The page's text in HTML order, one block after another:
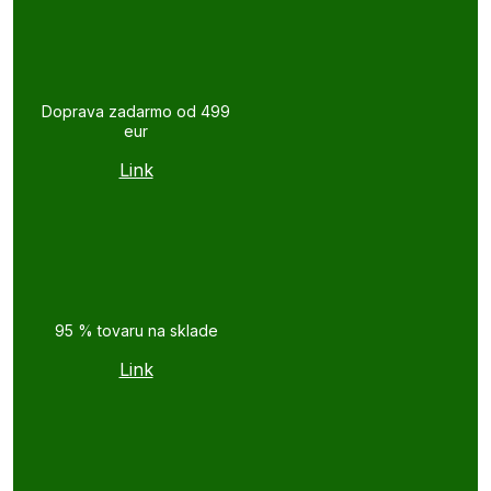
Doprava zadarmo od 499
eur
Link
95 % tovaru na sklade
Link